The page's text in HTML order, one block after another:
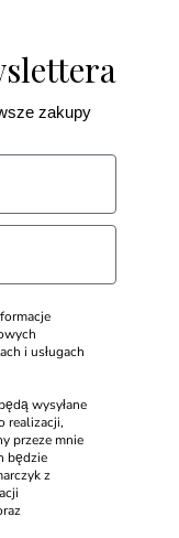
zakupy
i usługach
wysyłane
realizacji,
przeze mnie
będzie
z